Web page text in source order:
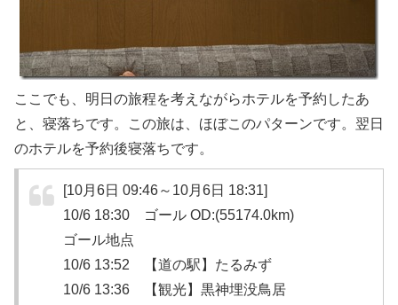
ここでも、明日の旅程を考えながらホテルを予約したあ
と、寝落ちです。この旅は、ほぼこのパターンです。翌日
のホテルを予約後寝落ちです。
[10月6日 09:46～10月6日 18:31]
10/6 18:30 ゴール OD:(55174.0km)
ゴール地点
10/6 13:52 【道の駅】たるみず
10/6 13:36 【観光】黒神埋没鳥居